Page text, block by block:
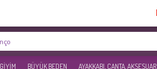
BÜYÜK BEDEN AYAKKABI, ÇANTA, AKSESUAR